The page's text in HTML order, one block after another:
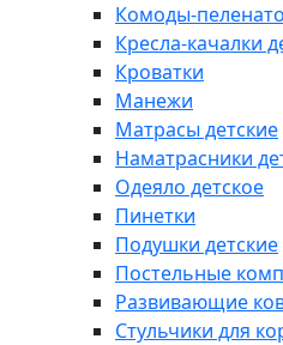
Комоды-
Кресла-качалки
Кроватки
Манежи
Матрасы детские
Наматрасники
Одеяло детское
Пинетки
Подушки детские
Постельные
Развивающие
Стульчики для